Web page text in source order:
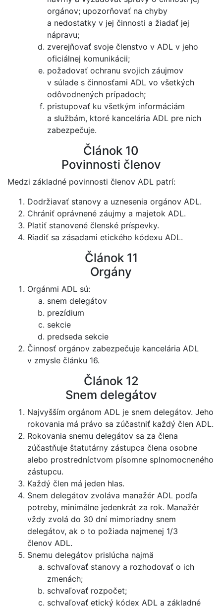
orgánov; upozorňovať na chyby
a nedostatky v jej činnosti a žiadať jej
nápravu;
zverejňovať svoje členstvo v ADL v jeho
oficiálnej komunikácii;
požadovať ochranu svojich záujmov
v súlade s činnosťami ADL vo všetkých
odôvodnených prípadoch;
pristupovať ku všetkým informáciám
a službám, ktoré kancelária ADL pre nich
zabezpečuje.
Článok 10
Povinnosti členov
Medzi základné povinnosti členov ADL patrí:
Dodržiavať stanovy a uznesenia orgánov ADL.
Chrániť oprávnené záujmy a majetok ADL.
Platiť stanovené členské príspevky.
Riadiť sa zásadami etického kódexu ADL.
Článok 11
Orgány
Orgánmi ADL sú:
snem delegátov
prezídium
sekcie
predseda sekcie
Činnosť orgánov zabezpečuje kancelária ADL
v zmysle článku 16.
Článok 12
Snem delegátov
Najvyšším orgánom ADL je snem delegátov. Jeho
rokovania má právo sa zúčastniť každý člen ADL.
Rokovania snemu delegátov sa za člena
zúčastňuje štatutárny zástupca člena osobne
alebo prostredníctvom písomne splnomocneného
zástupcu.
Každý člen má jeden hlas.
Snem delegátov zvoláva manažér ADL podľa
potreby, minimálne jedenkrát za rok. Manažér
vždy zvolá do 30 dní mimoriadny snem
delegátov, ak o to požiada najmenej 1/3
členov ADL.
Snemu delegátov prislúcha najmä
schvaľovať stanovy a rozhodovať o ich
zmenách;
schvaľovať rozpočet;
schvaľovať etický kódex ADL a základné